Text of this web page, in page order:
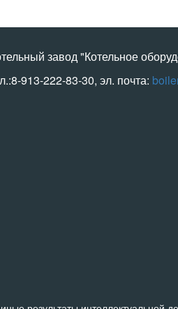
завод "Котельное
913-222-83-30, эл. почта: